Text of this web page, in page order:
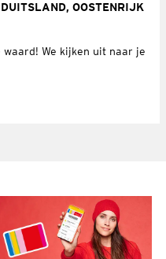
OOSTENRIJK
We kijken uit naar je